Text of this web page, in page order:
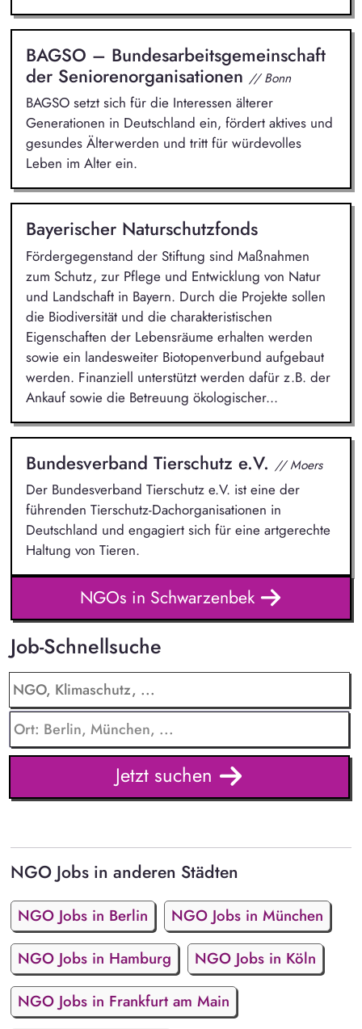
BAGSO – Bundesarbeitsgemeinschaft
der Seniorenorganisationen // Bonn
BAGSO setzt sich für die Interessen älterer
Generationen in Deutschland ein, fördert aktives und
gesundes Älterwerden und tritt für würdevolles
Leben im Alter ein.
Bayerischer Naturschutzfonds
Fördergegenstand der Stiftung sind Maßnahmen
zum Schutz, zur Pflege und Entwicklung von Natur
und Landschaft in Bayern. Durch die Projekte sollen
die Biodiversität und die charakteristischen
Eigenschaften der Lebensräume erhalten werden
sowie ein landesweiter Biotopenverbund aufgebaut
werden. Finanziell unterstützt werden dafür z.B. der
Ankauf sowie die Betreuung ökologischer...
Bundesverband Tierschutz e.V. // Moers
Der Bundesverband Tierschutz e.V. ist eine der
führenden Tierschutz-Dachorganisationen in
Deutschland und engagiert sich für eine artgerechte
Haltung von Tieren.
NGOs in Schwarzenbek
Job-Schnellsuche
Jetzt suchen
NGO Jobs in anderen Städten
NGO Jobs in Berlin
NGO Jobs in München
NGO Jobs in Hamburg
NGO Jobs in Köln
NGO Jobs in Frankfurt am Main